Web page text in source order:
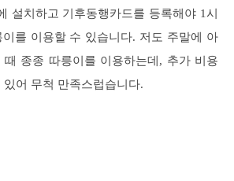
설치하고 기후동행카드를 등록해야 1시
를 이용할 수 있습니다. 저도 주말에 아
종종 따릉이를 이용하는데, 추가 비용
어 무척 만족스럽습니다.